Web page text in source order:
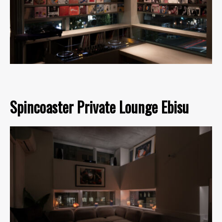
Spincoaster Private Lounge Ebisu